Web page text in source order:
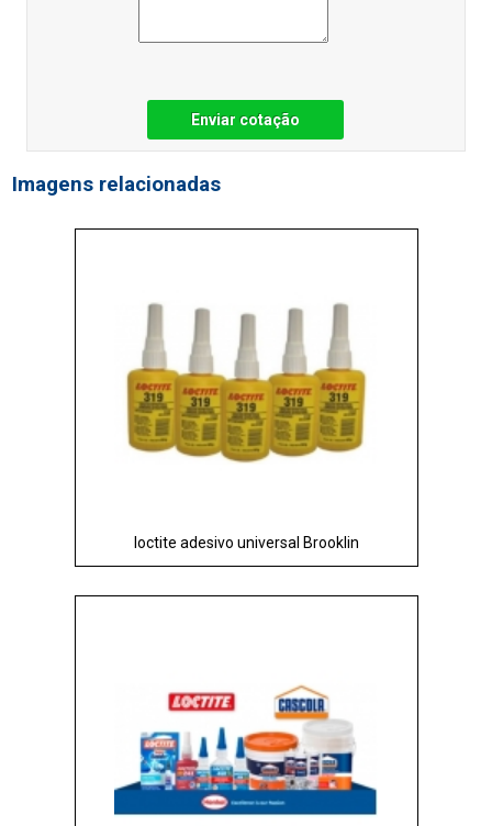
Enviar cotação
Imagens relacionadas
loctite adesivo universal Brooklin